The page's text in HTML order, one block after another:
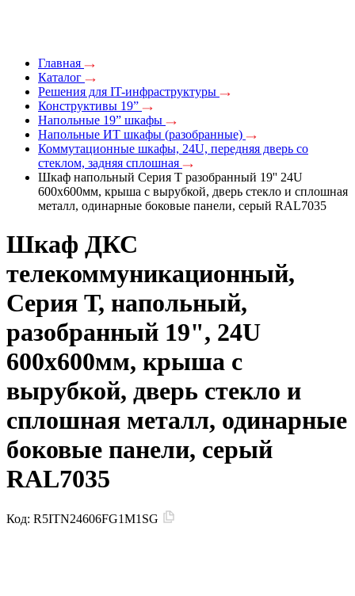
Главная
Каталог
Решения для IT-инфраструктуры
Конструĸтивы 19”
Напольные 19” шĸафы
Напольные ИТ шĸафы (разобранные)
Коммутационные шкафы, 24U, передняя дверь со
стеклом, задняя сплошная
Шкаф напольный Серия Т разобранный 19'' 24U
600x600мм, крыша с вырубкой, дверь стекло и сплошная
металл, одинарные боковые панели, серый RAL7035
Шкаф ДКС
телекоммуникационный,
Серия Т, напольный,
разобранный 19", 24U
600x600мм, крыша с
вырубкой, дверь стекло и
сплошная металл, одинарные
боковые панели, серый
RAL7035
Код: R5ITN24606FG1M1SG